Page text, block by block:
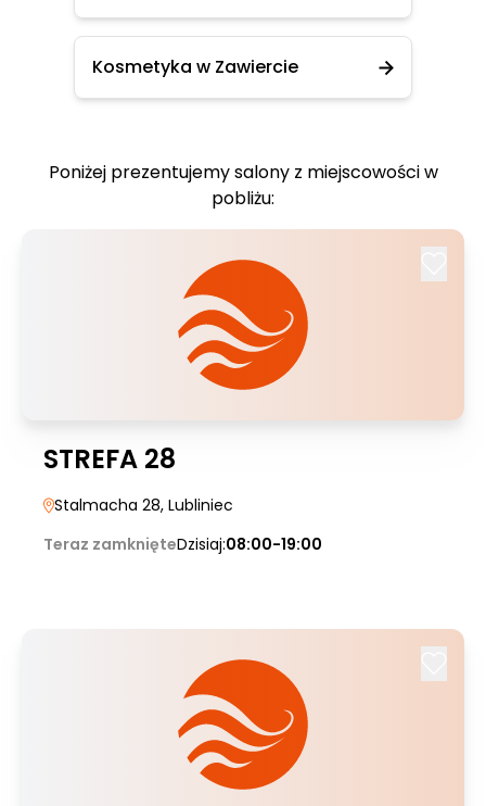
Kosmetyka w Zawiercie
Poniżej prezentujemy salony z miejscowości w
pobliżu:
STREFA 28
Stalmacha 28, Lubliniec
Teraz zamknięteDzisiaj:08:00-19:00